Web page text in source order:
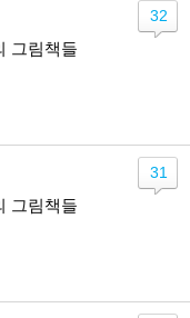
그림책들
32
그림책들
31